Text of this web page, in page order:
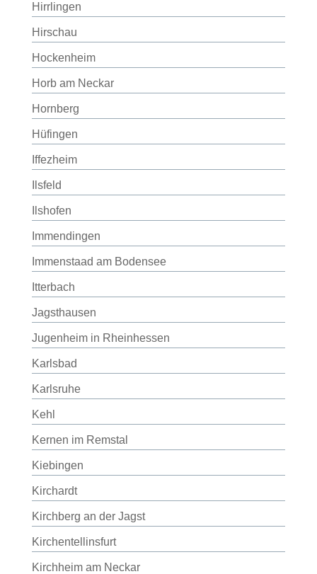
Hirrlingen
Hirschau
Hockenheim
Horb am Neckar
Hornberg
Hüfingen
Iffezheim
Ilsfeld
Ilshofen
Immendingen
Immenstaad am Bodensee
Itterbach
Jagsthausen
Jugenheim in Rheinhessen
Karlsbad
Karlsruhe
Kehl
Kernen im Remstal
Kiebingen
Kirchardt
Kirchberg an der Jagst
Kirchentellinsfurt
Kirchheim am Neckar